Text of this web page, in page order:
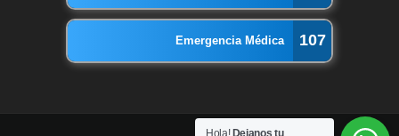
Emergencia Médica 107
Hola! Dejanos tu